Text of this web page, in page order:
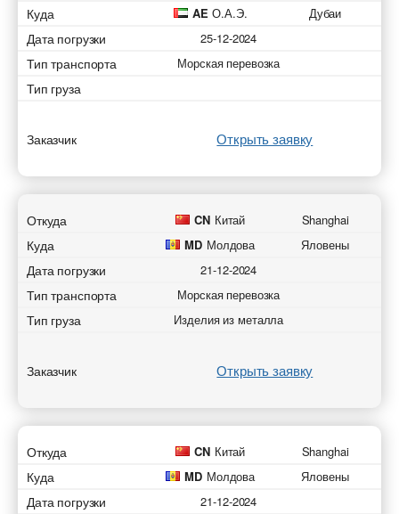
Куда AE О.А.Э. Дубаи
Дата погрузки 25-12-2024
Тип транспорта Морская перевозка
Тип груза
Заказчик Открыть заявку
Откуда CN Китай Shanghai
Куда MD Молдова Яловены
Дата погрузки 21-12-2024
Тип транспорта Морская перевозка
Тип груза Изделия из металла
Заказчик Открыть заявку
Откуда CN Китай Shanghai
Куда MD Молдова Яловены
Дата погрузки 21-12-2024